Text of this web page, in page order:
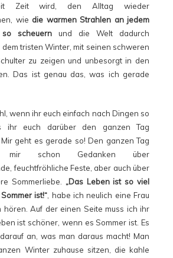
Zeit wird, den Alltag wieder
wie die warmen Strahlen an jedem
scheuern und die Welt dadurch
dem tristen Winter, mit seinen schweren
zu zeigen und unbesorgt in den
Das ist genau das, was ich gerade
wenn ihr euch einfach nach Dingen so
ihr euch darüber den ganzen Tag
geht es gerade so! Den ganzen Tag
mir schon Gedanken über
feuchtfröhliche Feste, aber auch über
Sommerliebe. „Das Leben ist so viel
ist!“ , habe ich neulich eine Frau
hören. Auf der einen Seite muss ich ihr
ist schöner, wenn es Sommer ist. Es
an, was man daraus macht! Man
Winter zuhause sitzen, die kahle